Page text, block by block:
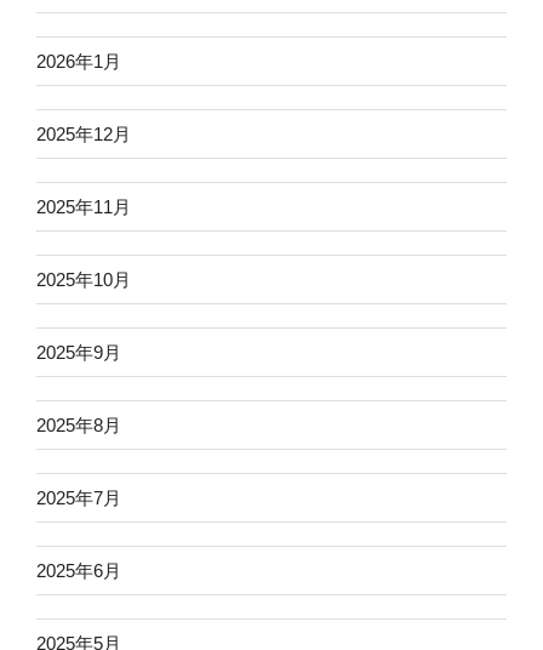
2026年1月
2025年12月
2025年11月
2025年10月
2025年9月
2025年8月
2025年7月
2025年6月
2025年5月